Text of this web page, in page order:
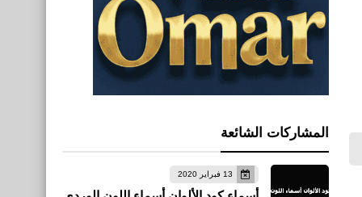
المشاركات الشائعة
13 فبراير 2020